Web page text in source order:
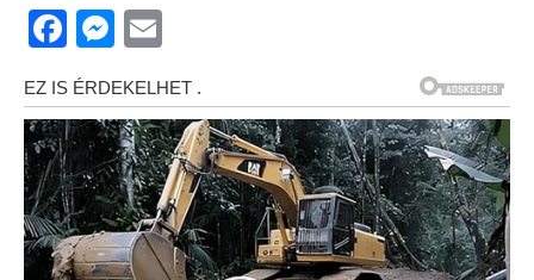
F
a
c
e
b
o
o
M
ss
e
n
g
e
ai
l